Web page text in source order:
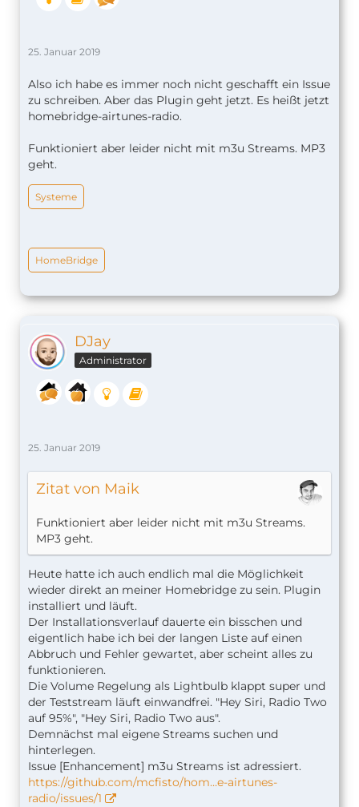
25. Januar 2019
Also ich habe es immer noch nicht geschafft ein Issue
zu schreiben. Aber das Plugin geht jetzt. Es heißt jetzt
homebridge-airtunes-radio.
Funktioniert aber leider nicht mit m3u Streams. MP3
geht.
Systeme
HomeBridge
DJay
Administrator
25. Januar 2019
Zitat von Maik
Funktioniert aber leider nicht mit m3u Streams.
MP3 geht.
Heute hatte ich auch endlich mal die Möglichkeit
wieder direkt an meiner Homebridge zu sein. Plugin
installiert und läuft.
Der Installationsverlauf dauerte ein bisschen und
eigentlich habe ich bei der langen Liste auf einen
Abbruch und Fehler gewartet, aber scheint alles zu
funktionieren.
Die Volume Regelung als Lightbulb klappt super und
der Teststream läuft einwandfrei. "Hey Siri, Radio Two
auf 95%", "Hey Siri, Radio Two aus".
Demnächst mal eigene Streams suchen und
hinterlegen.
Issue [Enhancement] m3u Streams ist adressiert.
https://github.com/mcfisto/hom…e-airtunes-
radio/issues/1